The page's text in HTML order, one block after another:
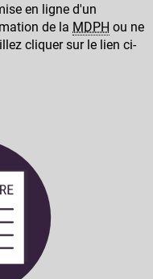
en ligne d'un
de la MDPH ou ne
cliquer sur le lien ci-